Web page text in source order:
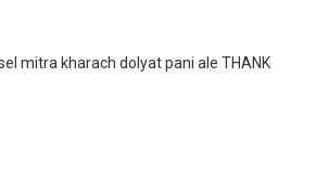
mitra kharach dolyat pani ale THANK